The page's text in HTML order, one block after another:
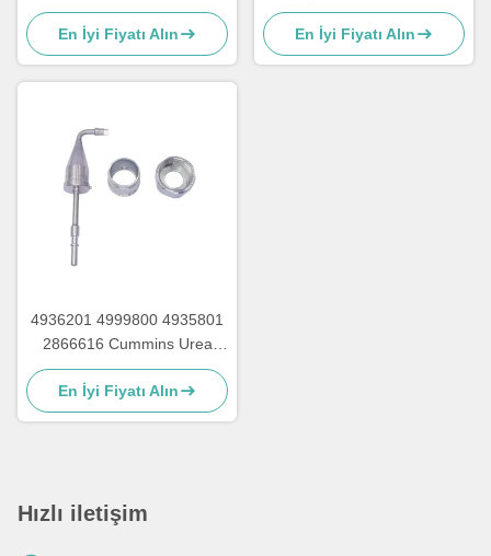
Tamir Parçaları İçin Urea
Pompası Filtresi
En İyi Fiyatı Alın
devre kartı için kurşun
çerçeve
En İyi Fiyatı Alın
4936201 4999800 4935801
2866616 Cummins Urea
Pompası Parçaları İçin
Dövizli Urea Enjeksiyonu
En İyi Fiyatı Alın
Hızlı iletişim